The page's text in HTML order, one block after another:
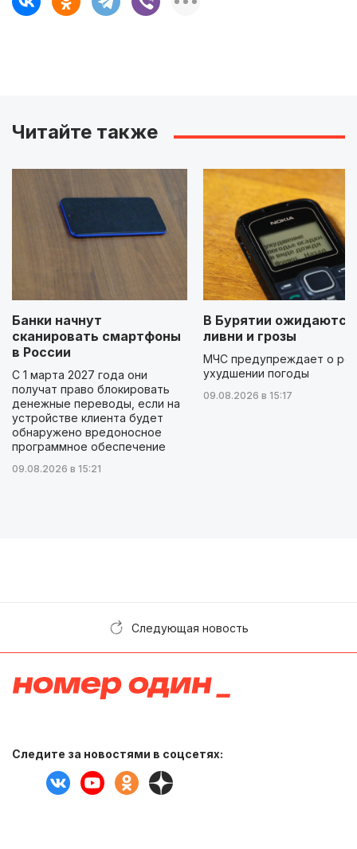
Читайте также
Банки начнут
сканировать смартфоны
в России
С 1 марта 2027 года они
получат право блокировать
денежные переводы, если на
устройстве клиента будет
обнаружено вредоносное
программное обеспечение
09.08.2026 в 15:21
В Бурятии ожидаются
ливни и грозы
МЧС предупреждает о
ухудшении погоды
09.08.2026 в 15:17
Следующая новость
Следите за новостями в соцсетях: